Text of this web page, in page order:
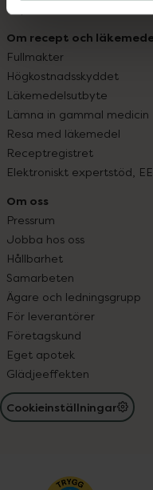
Köpvillkor
Om recept och
Fullmakter
Högkostnadsskyddet
Läkemedelsutbyte
Lämna in gammal medicin
Resa med läkemedel
Receptregistret
Elektroniskt expertstöd,
Om oss
Pressrum
Jobba hos oss
Hållbarhet
Samarbeten
Ägare och ledningsgrupp
För leverantörer
Företagskund
Eget apotek
Glädjeeffekten
Cookieinställningar